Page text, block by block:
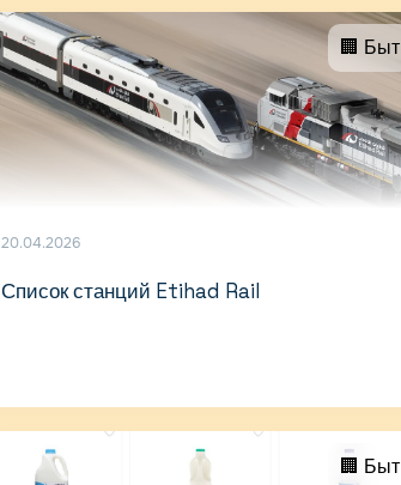
🏢 Быт
20.04.2026
Список станций Etihad Rail
🏢 Быт